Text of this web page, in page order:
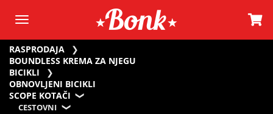
RASPRODAJA
BOUNDLESS KREMA ZA NJEGU
BICIKLI
OBNOVLJENI BICIKLI
SCOPE KOTAČI
CESTOVNI